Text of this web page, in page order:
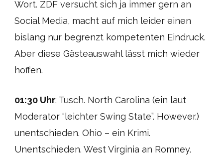
Wort. ZDF versucht sich ja immer gern an
Social Media, macht auf mich leider einen
bislang nur begrenzt kompetenten Eindruck.
Aber diese Gästeauswahl lässt mich wieder
hoffen.
01:30 Uhr: Tusch. North Carolina (ein laut
Moderator “leichter Swing State”. However.)
unentschieden. Ohio – ein Krimi.
Unentschieden. West Virginia an Romney.